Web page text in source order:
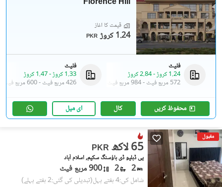
قیمت کا آغاز
PKR 1.24 کروڑ
فلیٹ
1.24 کروڑ
-2.84 کروڑ
572 مربع فیٹ
-984 مربع فیٹ
فلیٹ
1.33 کروڑ
-1.47 کروڑ
426 مربع فیٹ
-600 مربع فیٹ
محفوظ کریں کال ای میل
مقبول
PKR 65 لاکھ
پی ڈبلیو ڈی ہاؤسنگ سکیم, اسلام آباد
2
2 900 مربع فیٹ
شامل کی:4 ہفتے پہل (تبدیلی کی گئی:2 ہفتے پہلے)